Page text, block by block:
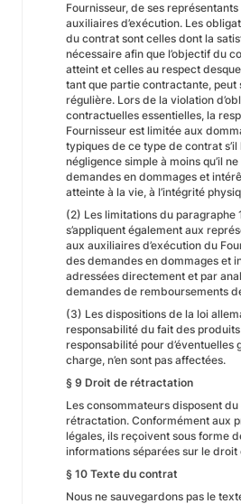
Fournisseur, de ses
auxiliaires d’exécution. Les
du contrat sont celles dont la
nécessaire afin que l’objectif du
atteint et celles au respect
tant que partie contractante, peut
régulière. Lors de la violation
contractuelles essentielles, la
Fournisseur est limitée aux
typiques de ce type de contrat s’il
négligence simple à moins qu’il ne
demandes en dommages et
atteinte à la vie, à l’intégrité
(2) Les limitations du paragraphe
s’appliquent également aux
aux auxiliaires d’exécution du
des demandes en dommages et
adressées directement et par
demandes de remboursements
(3) Les dispositions de la loi
responsabilité du fait des
responsabilité pour d’éventuelles
charge, n’en sont pas affectées.
§ 9 Droit de rétractation
Les consommateurs disposent
rétractation. Conformément aux
légales, ils reçoivent sous forme
informations séparées sur le
§ 10 Texte du contrat
Nous ne sauvegardons pas le